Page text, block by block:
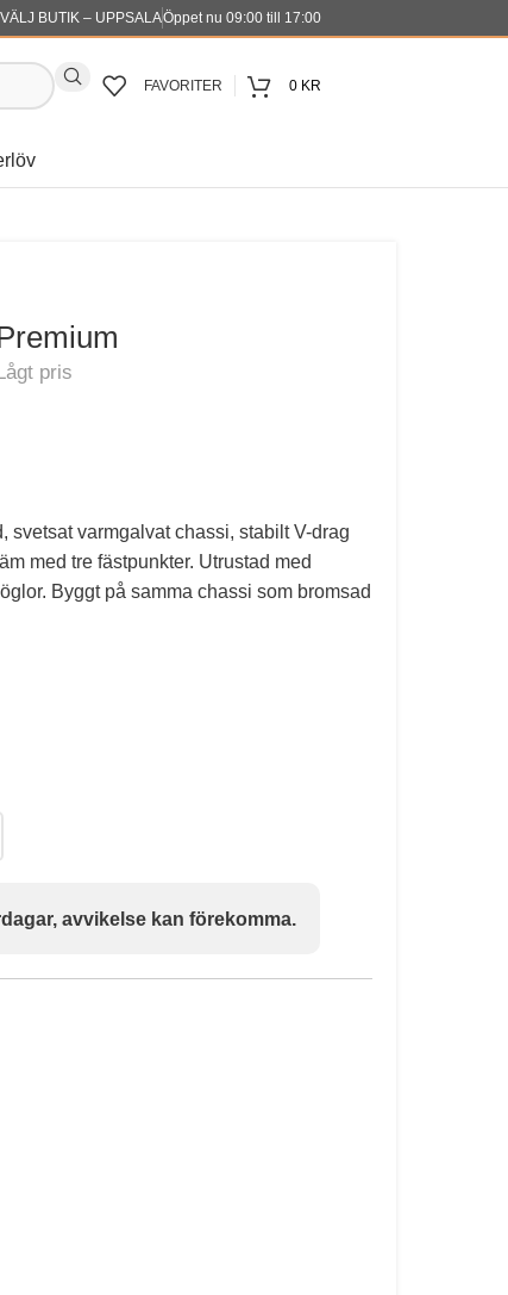
VÄLJ BUTIK – UPPSALAÖppet nu 09:00 till 17:00
FAVORITER 0 KR
svetsat varmgalvat chassi, stabilt V-drag
med tre fästpunkter. Utrustad med
Byggt på samma chassi som bromsad
avvikelse kan förekomma.